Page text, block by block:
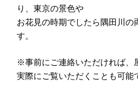
り、東京の景色や
お花見の時期でしたら隅田川の
す。
※事前にご連絡いただければ、
実際にご覧いただくことも可能